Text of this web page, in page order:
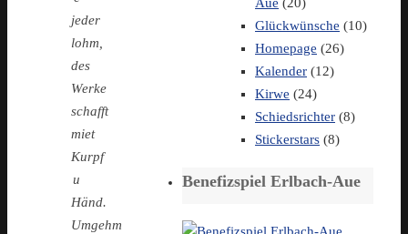
jeder
lohm,
des
Werke
schafft
miet
Kurpf
u
Händ.
Umgehm
Glückwünsche (10)
Homepage (26)
Kalender (12)
Kirwe (24)
Schiedsrichter (8)
Stickerstars (8)
Benefizspiel Erlbach-Aue